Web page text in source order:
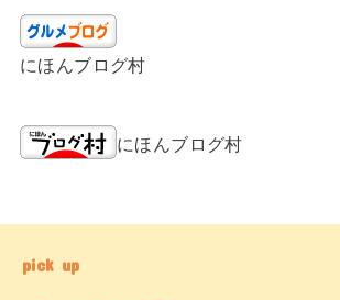
にほんブログ村
にほんブログ村
pick up